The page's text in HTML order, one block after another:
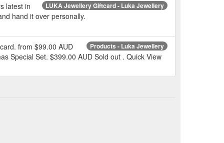
LUKA Jewellery Giftcard - Luka Jewellery
latest in
hand it over personally.
Products - Luka Jewellery
from $99.00 AUD
Special Set. $399.00 AUD Sold out . Quick View